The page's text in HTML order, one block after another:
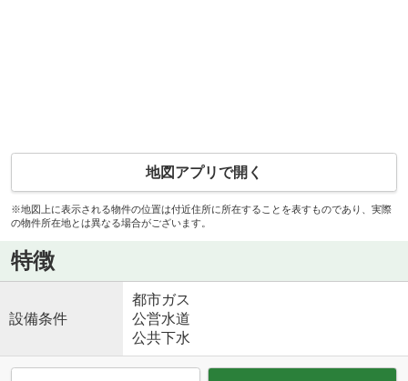
地図アプリで開く
※地図上に表示される物件の位置は付近住所に所在することを表すものであり、実際
の物件所在地とは異なる場合がございます。
特徴
設備条件
都市ガス
公営水道
公共下水